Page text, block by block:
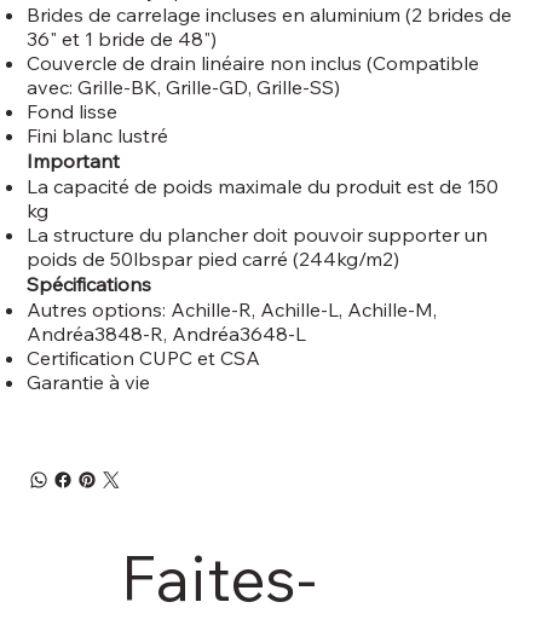
Brides de carrelage incluses en aluminium (2 brides de
36" et 1 bride de 48")
Couvercle de drain linéaire non inclus (Compatible
avec: Grille-BK, Grille-GD, Grille-SS)
Fond lisse
Fini blanc lustré
Important
La capacité de poids maximale du produit est de 150
kg
La structure du plancher doit pouvoir supporter un
poids de 50lbspar pied carré (244kg/m2)
Spécifications
Autres options: Achille-R, Achille-L, Achille-M,
Andréa3848-R, Andréa3648-L
Certification CUPC et CSA
Garantie à vie
Faites-